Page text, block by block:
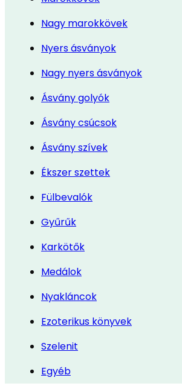
Nagy marokkövek
Nyers ásványok
Nagy nyers ásványok
Ásvány golyók
Ásvány csúcsok
Ásvány szívek
Ékszer szettek
Fülbevalók
Gyűrűk
Karkötők
Medálok
Nyakláncok
Ezoterikus könyvek
Szelenit
Egyéb